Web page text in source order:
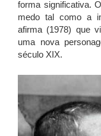
forma significativa.
medo tal como a
afirma (1978) que
uma nova
século XIX.